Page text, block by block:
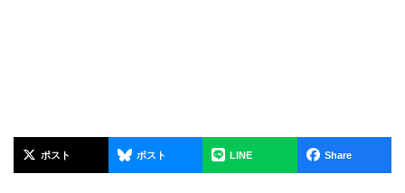
ポスト ポスト LINE Share